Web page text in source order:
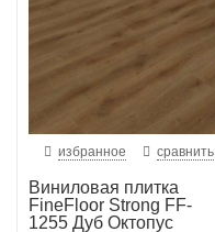
избранное сравнить
Виниловая плитка
FineFloor Strong FF-
1255 Дуб Октопус